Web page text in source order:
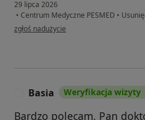
29 lipca 2026
• Centrum Medyczne PESMED •
w opinii użytkownika Iwona
zgłoś nadużycie
Basia Weryfikacja wizyty
Bardzo polecam. Pan